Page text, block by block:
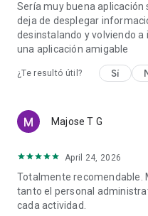
Sería muy buena
deja de desplegar
desinstalando y volviendo
una aplicación amigable
¿Te resultó útil? Sí
Majose T G
April 24, 2026
Totalmente recomendable.
tanto el personal
cada actividad.